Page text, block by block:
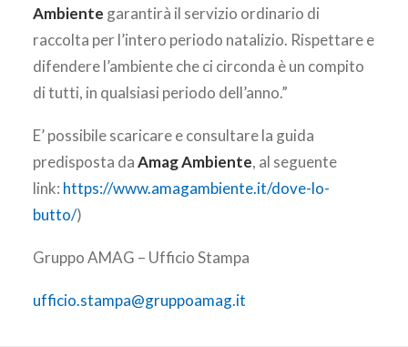
Ambiente garantirà il servizio ordinario di
raccolta per l’intero periodo natalizio. Rispettare e
difendere l’ambiente che ci circonda è un compito
di tutti, in qualsiasi periodo dell’anno.”
E’ possibile scaricare e consultare la guida
predisposta daAmag Ambiente, al seguente
link: https://www.amagambiente.it/dove-lo-
butto/)
Gruppo AMAG – Ufficio Stampa
ufficio.stampa@gruppoamag.it